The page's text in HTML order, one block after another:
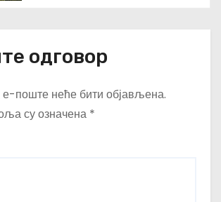
одговор
поште неће бити објављена.
су означена *